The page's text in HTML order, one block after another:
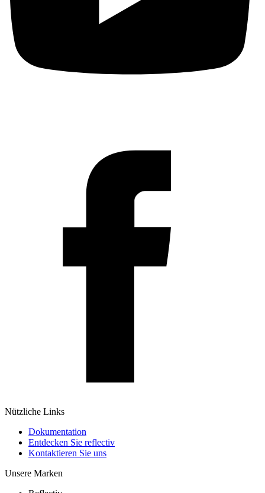
Nützliche Links
Dokumentation
Entdecken Sie reflectiv
Kontaktieren Sie uns
Unsere Marken